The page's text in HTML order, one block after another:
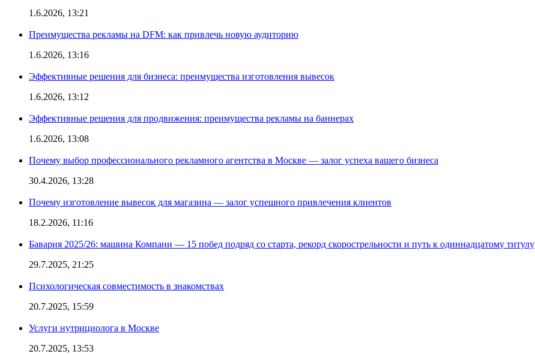
1.6.2026, 13:21
Преимущества рекламы на DFM: как привлечь новую аудиторию
1.6.2026, 13:16
Эффективные решения для бизнеса: преимущества изготовления вывесок
1.6.2026, 13:12
Эффективные решения для продвижения: преимущества рекламы на баннерах
1.6.2026, 13:08
Почему выбор профессионального рекламного агентства в Москве — залог успеха вашего бизнеса
30.4.2026, 13:28
Почему изготовление вывесок для магазина — залог успешного привлечения клиентов
18.2.2026, 11:16
Бавария 2025/26: машина Компани — 15 побед подряд со старта, рекорд скорострельности и путь к одиннадцатому титулу
29.7.2025, 21:25
Психологическая совместимость в знакомствах
20.7.2025, 15:59
Услуги нутрициолога в Москве
20.7.2025, 13:53